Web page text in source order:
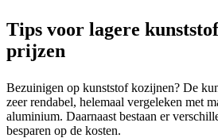
Tips voor lagere
prijzen
Bezuinigen op kunststof kozijnen? De
zeer rendabel, helemaal vergeleken met
aluminium. Daarnaast bestaan er
besparen op de kosten.